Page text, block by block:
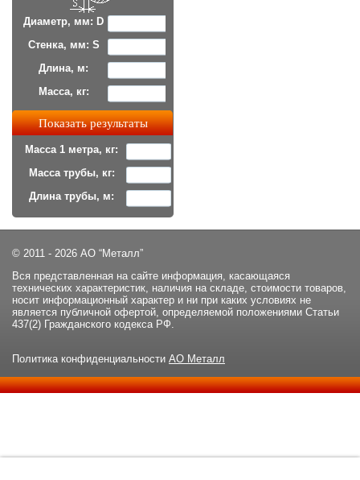
Диаметр, мм: D
Стенка, мм: S
Длина, м:
Масса, кг:
Масса 1 метра, кг:
Масса трубы, кг:
Длина трубы, м:
© 2011 - 2026 АО “Металл”
Вся представленная на сайте информация, касающаяся
технических характеристик, наличия на складе, стоимости товаров,
носит информационный характер и ни при каких условиях не
является публичной офертой, определяемой положениями Статьи
437(2) Гражданского кодекса РФ.
Политика конфиденциальности АО Металл